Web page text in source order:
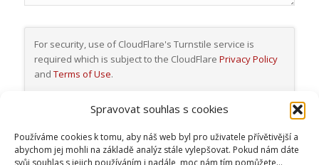
Spravovat souhlas s cookies
Používáme cookies k tomu, aby náš web byl pro uživatele přívětivější a
abychom jej mohli na základě analýz stále vylepšovat. Pokud nám dáte
svůj souhlas s jejich používáním i nadále, moc nám tím pomůžete...
For security, use of CloudFlare's Turnstile service is
required which is subject to the CloudFlare Privacy Policy
and Terms of Use.
terms (required).